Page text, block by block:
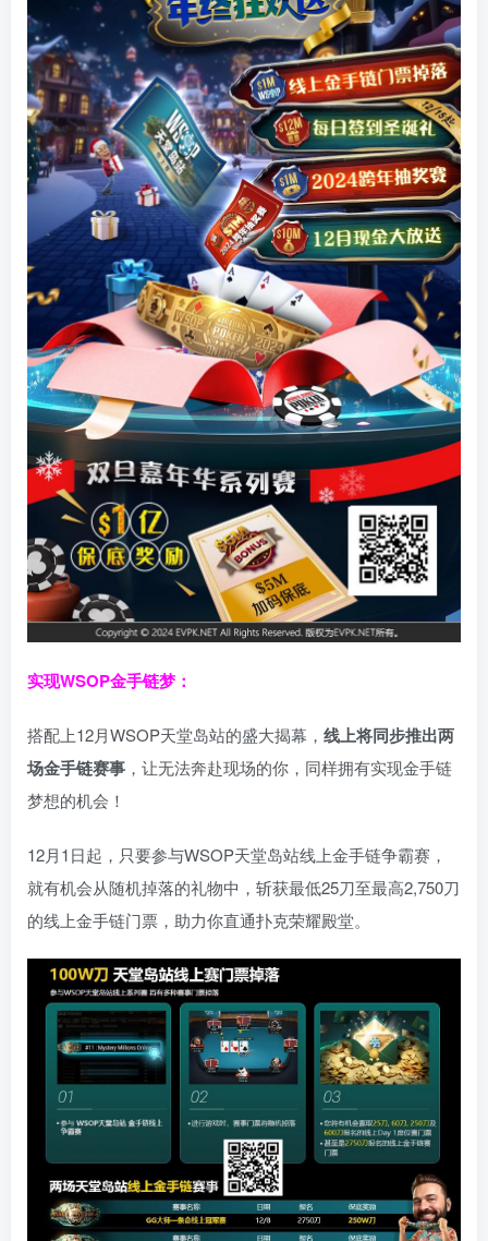
实现WSOP金手链梦：
搭配上12月WSOP天堂岛站的盛大揭幕， 线上将同步推出两
场金手链赛事 ，让无法奔赴现场的你，同样拥有实现金手链
梦想的机会！
12月1日起，只要参与WSOP天堂岛站线上金手链争霸赛，
就有机会从随机掉落的礼物中，斩获最低25刀至最高2,750刀
的线上金手链门票，助力你直通扑克荣耀殿堂。